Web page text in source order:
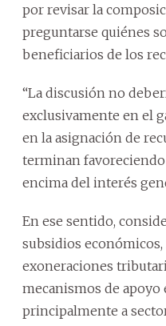
por revisar la
preguntarse quiénes
beneficiarios de los
“La discusión no
exclusivamente en el
en la asignación de
terminan
encima del interés
En ese sentido,
subsidios
exoneraciones
mecanismos de apoyo
principalmente a